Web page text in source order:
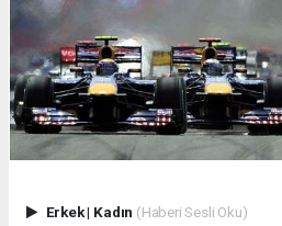
Erkek| Kadın (Haberi Sesli Oku)